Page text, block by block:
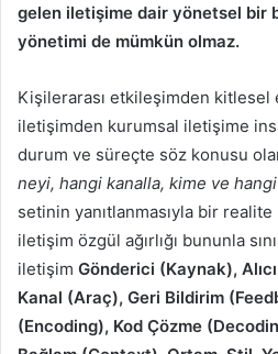
gelen iletişime dair yönetsel bir
yönetimi de mümkün olmaz.
Kişilerarası etkileşimden kitlesel
iletişimden kurumsal iletişime
durum ve süreçte söz konusu
neyi, hangi kanalla, kime ve
setinin yanıtlanmasıyla bir realite
iletişim özgül ağırlığı bununla
iletişim Gönderici (Kaynak),
Kanal (Araç), Geri Bildirim
(Encoding), Kod Çözme